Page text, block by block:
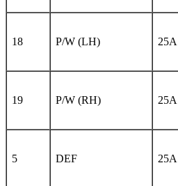
18 P/W (LH) 25A
19 P/W (RH) 25A
5 DEF 25A